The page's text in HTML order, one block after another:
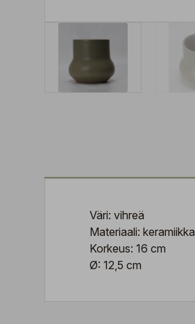
Väri: vihreä
Materiaali: keramiikka
Korkeus: 16 cm
Ø: 12,5 cm